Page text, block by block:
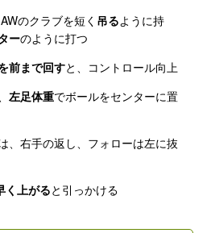
のクラブを短く 吊るように持
ーのように打つ
前まで回すと、コントロール向上
左足体重でボールをセンターに置
、右手の返し、フォローは左に抜
く上がると引っかける